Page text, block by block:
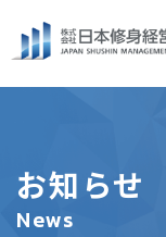
お知らせ
News